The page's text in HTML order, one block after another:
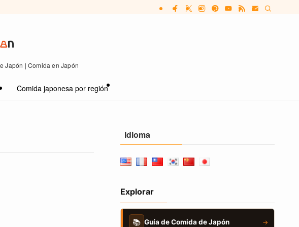
Japón | Comida en Japón
Comida japonesa por región
Idioma
Explorar
📚 Guía de Comida de Japón →